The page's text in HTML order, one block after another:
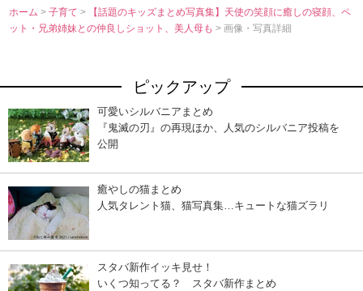
ホーム >子育て>
【話題のキッズまとめ写真集】天使の笑顔に癒しの寝顔、ペ
ット・兄弟姉妹との仲良しショット、美人母も> 画像・写真詳細
ピックアップ
可愛いシルバニアまとめ
『鬼滅の刃』の再現ほか、人気のシルバニア投稿を
公開
癒やしの猫まとめ
人気タレント猫、猫写真集…キュートな猫ズラリ
スタバ新作イッキ見せ！
いくつ知ってる？ スタバ新作まとめ